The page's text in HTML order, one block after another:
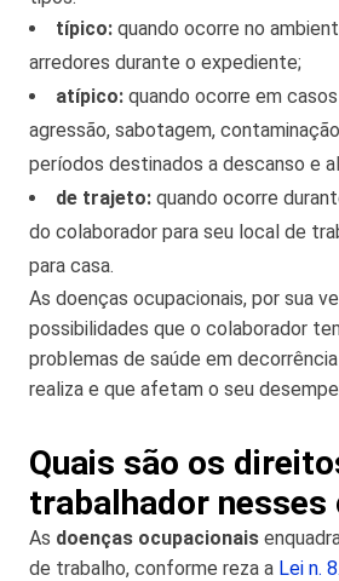
típico: quando ocorre no
arredores durante o expediente;
atípico: quando ocorre em
agressão, sabotagem,
períodos destinados a descanso e
de trajeto: quando ocorre
do colaborador para seu local de
para casa.
As doenças ocupacionais, por sua
possibilidades que o colaborador
problemas de saúde em
realiza e que afetam o seu
Quais são os
trabalhador nesses
As doenças ocupacionais
de trabalho, conforme reza a Lei n.